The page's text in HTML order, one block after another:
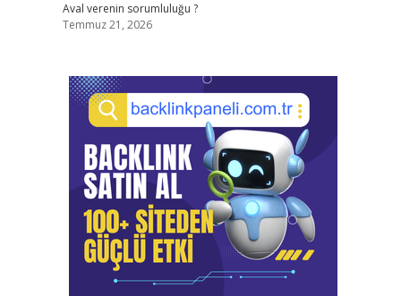
Aval verenin sorumluluğu ?
Temmuz 21, 2026